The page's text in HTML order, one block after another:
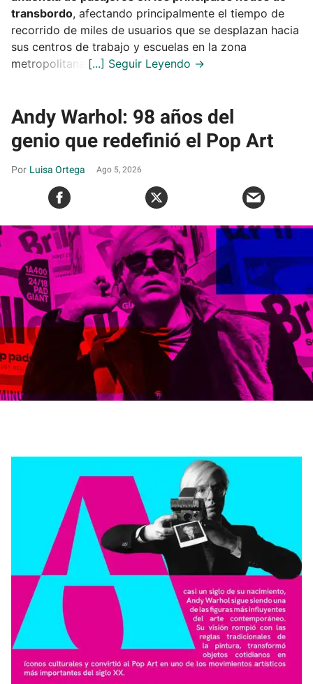
transbordo, afectando principalmente el tiempo de
recorrido de miles de usuarios que se desplazan hacia
sus centros de trabajo y escuelas en la zona
metropolitana.
Andy Warhol: 98 años del
genio que redefinió el Pop Art
Luisa Ortega Ago 5, 2026